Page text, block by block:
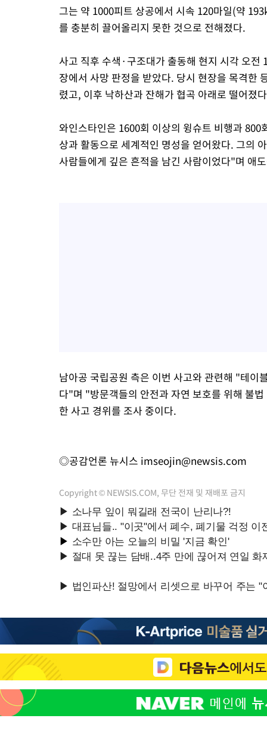
그는 약 1000피트 상공에서 시속 120마일(약
를 충분히 끌어올리지 못한 것으로 전해졌다.
사고 직후 수색·구조대가 출동해 현지 시각 오
장에서 사망 판정을 받았다. 당시 현장을 목격한
렸고, 이후 낙하산과 잔해가 협곡 아래로 떨어졌
와인스타인은 1600회 이상의 윙슈트 비행과
상과 활동으로 세계적인 명성을 얻어왔다. 그의
사람들에게 깊은 흔적을 남긴 사람이었다"며 애
남아공 국립공원 측은 이번 사고와 관련해 "테이
다"며 "방문객들의 안전과 자연 보호를 위해 불
한 사고 경위를 조사 중이다.
◎공감언론 뉴시스 imseojin@newsis.com
Copyright © NEWSIS.COM, 무단 전재 및 재배포 금지